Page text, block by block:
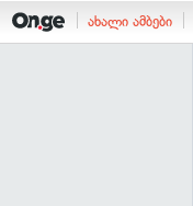
ახალი ამბები